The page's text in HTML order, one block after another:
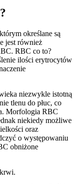
określane są
jest również
RBC co to?
ilości erytrocytów
niezwykle istotną
tlenu do płuc, co
Morfologia RBC
niekiedy możliwe
oraz
o występowaniu
obniżone